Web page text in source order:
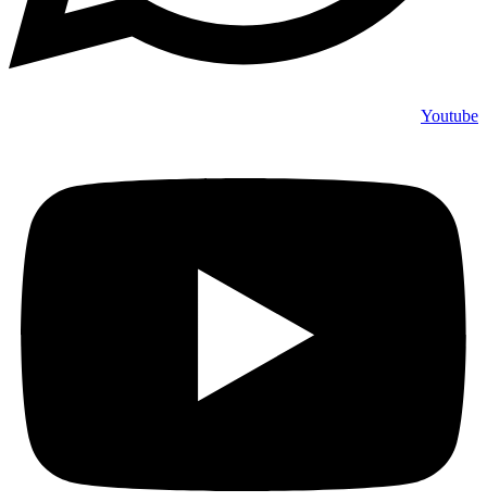
Youtube